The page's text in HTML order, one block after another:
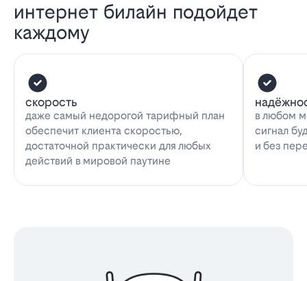
интернет билайн подойдет
каждому
скорость
даже самый недорогой тарифный план
обеспечит клиента скоростью,
достаточной практически для любых
действий в мировой паутине
в любом
сигнал
и без